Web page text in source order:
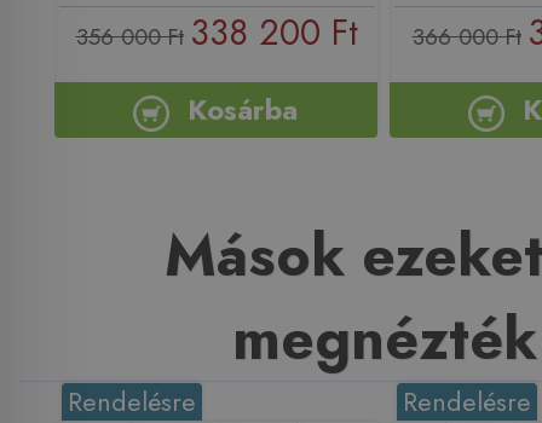
356 000 Ft 338 200 Ft
Kosárba
366 000 Ft
Mások
megnézték
Rendelésre Rendelésre